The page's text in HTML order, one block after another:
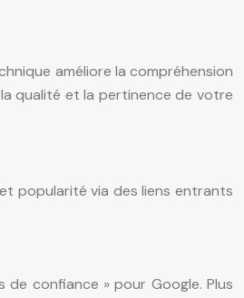
améliore la compréhension
qualité et la pertinence de votre
popularité via des liens entrants
confiance » pour Google. Plus